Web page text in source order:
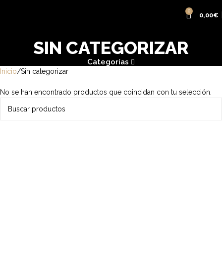
0
0,00€
SIN CATEGORIZAR
Categorías
Inicio Sin categorizar
No se han encontrado productos que coincidan con tu selección.